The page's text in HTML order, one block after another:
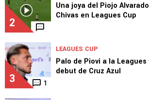
2
Una joya del Piojo
Chivas en Leagues Cup
3 1
LEAGUES CUP
Palo de Piovi a la
debut de Cruz Azul